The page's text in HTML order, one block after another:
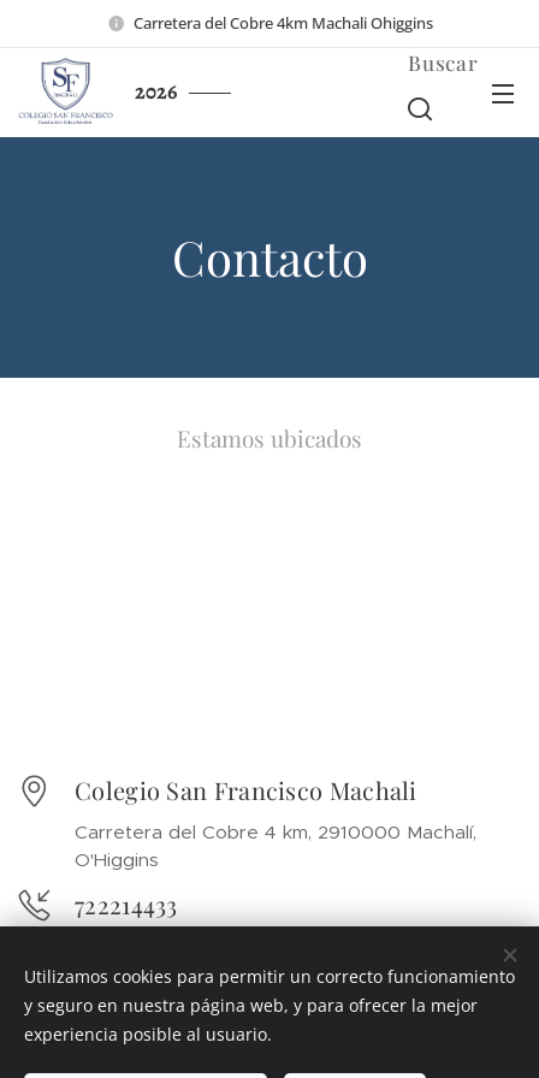
Carretera del Cobre 4km Machali Ohiggins
2026
Buscar
Contacto
Estamos ubicados
Colegio San Francisco Machali
Carretera del Cobre 4 km, 2910000 Machalí,
O'Higgins
722214433
© 2025 Colegio San Francisco Machali
reservados.
Utilizamos cookies para permitir un correcto funcionamiento
y seguro en nuestra página web, y para ofrecer la mejor
experiencia posible al usuario.